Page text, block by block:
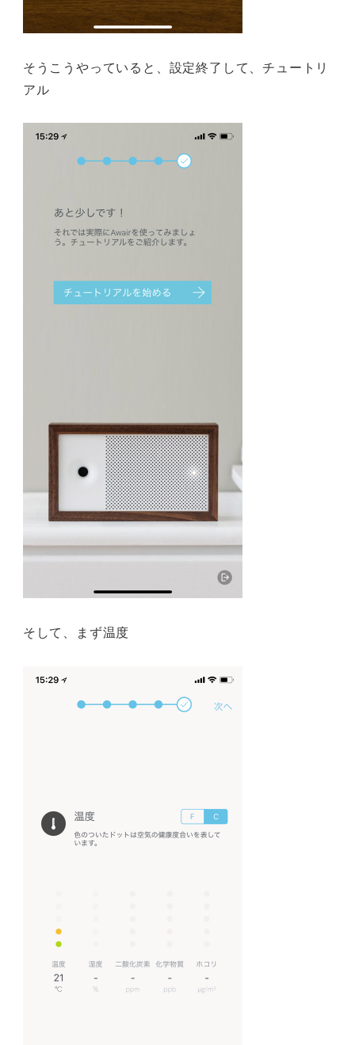
そうこうやっていると、設定終了して、チュートリ
アル
そして、まず温度